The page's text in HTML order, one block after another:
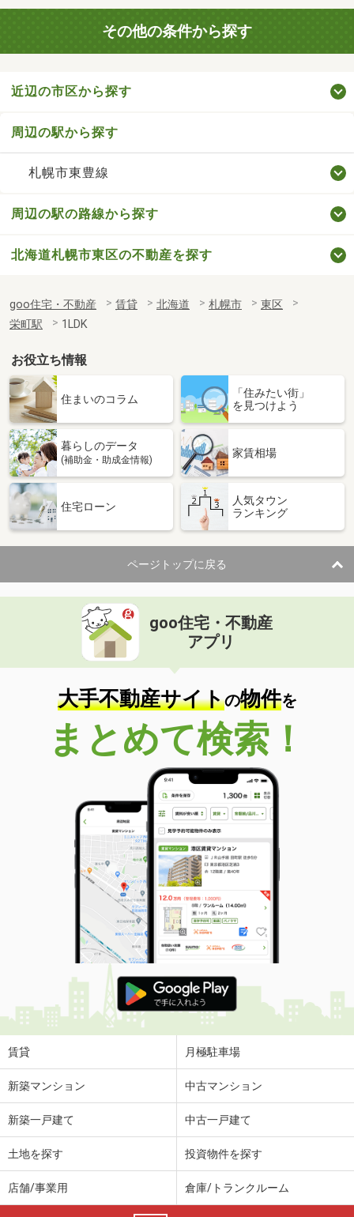
その他の条件から探す
近辺の市区から探す
周辺の駅から探す
札幌市東豊線
周辺の駅の路線から探す
北海道札幌市東区の不動産を探す
goo住宅・不動産 賃貸 北海道 札幌市
東区
栄町駅
1LDK
お役立ち情報
住まいのコラム
「住みたい街」
を見つけよう
暮らしのデータ
(補助金・助成金情報)
家賃相場
住宅ローン
人気タウン
ランキング
ページトップに戻る
goo住宅・不動産
アプリ
大手不動産サイトの物件を
まとめて検索！
賃貸 月極駐車場
新築マンション 中古マンション
新築一戸建て 中古一戸建て
土地を探す 投資物件を探す
店舗/事業用 倉庫/トランクルーム